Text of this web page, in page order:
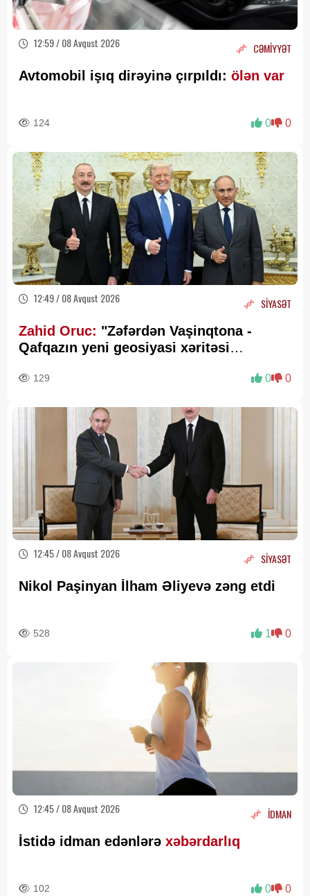
12:59 / 08 Avqust 2026 CƏMİYYƏT
Avtomobil işıq dirəyinə çırpıldı: ölən var
124 0 0
12:49 / 08 Avqust 2026 SİYASƏT
Zahid Oruc: "Zəfərdən Vaşinqtona -
Qafqazın yeni geosiyasi xəritəsi
129 0 0
12:45 / 08 Avqust 2026 SİYASƏT
Nikol Paşinyan İlham Əliyevə zəng etdi
528 1 0
12:45 / 08 Avqust 2026 İDMAN
İstidə idman edənlərə xəbərdarlıq
102 0 0